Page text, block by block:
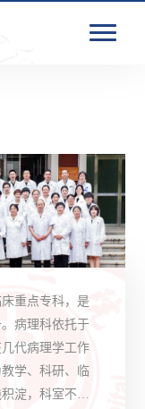
重点专科，是
病理科依托于
代病理学工作
学、科研、临
淀，科室不断